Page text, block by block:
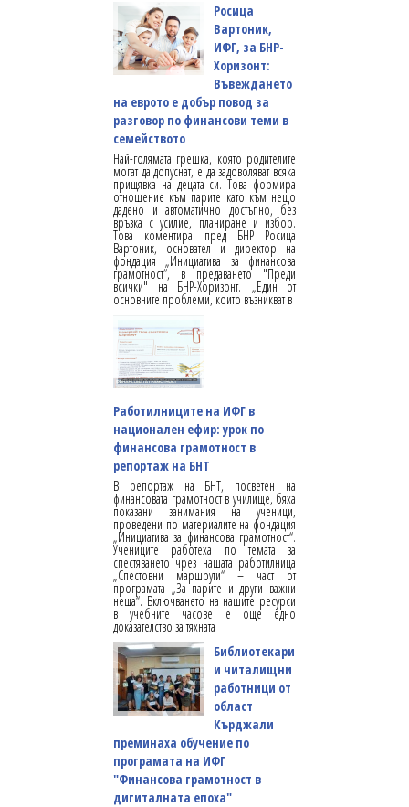
Росица
Вартоник,
ИФГ, за БНР-
Хоризонт:
Въвеждането
на еврото е добър повод за
разговор по финансови теми в
семейството
Най-голямата грешка, която родителите
могат да допуснат, е да задоволяват всяка
прищявка на децата си. Това формира
отношение към парите като към нещо
дадено и автоматично достъпно, без
връзка с усилие, планиране и избор.
Това коментира пред БНР Росица
Вартоник, основател и директор на
фондация „Инициатива за финансова
грамотност“, в предаването "Преди
всички" на БНР-Хоризонт. „Един от
основните проблеми, които възникват в
Работилниците на ИФГ в
национален ефир: урок по
финансова грамотност в
репортаж на БНТ
В репортаж на БНТ, посветен на
финансовата грамотност в училище, бяха
показани занимания на ученици,
проведени по материалите на фондация
„Инициатива за финансова грамотност“.
Учениците работеха по темата за
спестяването чрез нашата работилница
„Спестовни маршрути“ – част от
програмата „За парите и други важни
неща“. Включването на нашите ресурси
в учебните часове е още едно
доказателство за тяхната
Библиотекари
и читалищни
работници от
област
Кърджали
преминаха обучение по
програмата на ИФГ
"Финансова грамотност в
дигиталната епоха"